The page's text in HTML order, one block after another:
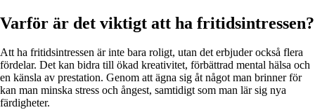
Varför är det viktigt att ha fritidsintressen?
Att ha fritidsintressen är inte bara roligt, utan det erbjuder också flera
fördelar. Det kan bidra till ökad kreativitet, förbättrad mental hälsa och
en känsla av prestation. Genom att ägna sig åt något man brinner för
kan man minska stress och ångest, samtidigt som man lär sig nya
färdigheter.